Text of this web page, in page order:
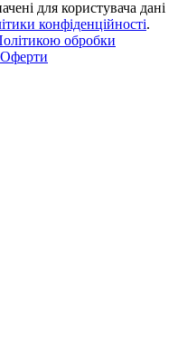
для користувача дані
конфіденційності.
обробки